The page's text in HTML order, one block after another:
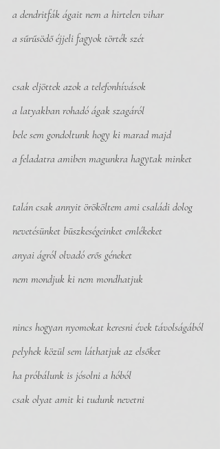
a dendritfák ágait nem a hirtelen vihar
a sűrűsödő éjjeli fagyok törték szét
csak eljöttek azok a telefonhívások
a latyakban rohadó ágak szagáról
bele sem gondoltunk hogy ki marad majd
a feladatra amiben magunkra hagytak minket
talán csak annyit örököltem ami családi dolog
nevetésünket büszkeségeinket emlékeket
anyai ágról olvadó erős géneket
nem mondjuk ki nem mondhatjuk
nincs hogyan nyomokat keresni évek távolságából
pelyhek közül sem láthatjuk az elsőket
ha próbálunk is jósolni a hóból
csak olyat amit ki tudunk nevetni